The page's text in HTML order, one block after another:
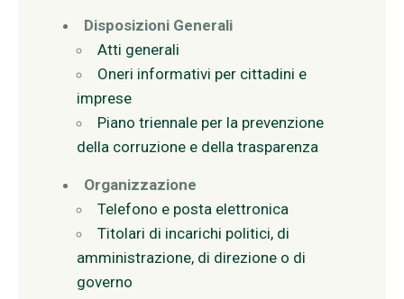
Disposizioni Generali
Atti generali
Oneri informativi per cittadini e
imprese
Piano triennale per la prevenzione
della corruzione e della trasparenza
Organizzazione
Telefono e posta elettronica
Titolari di incarichi politici, di
amministrazione, di direzione o di
governo